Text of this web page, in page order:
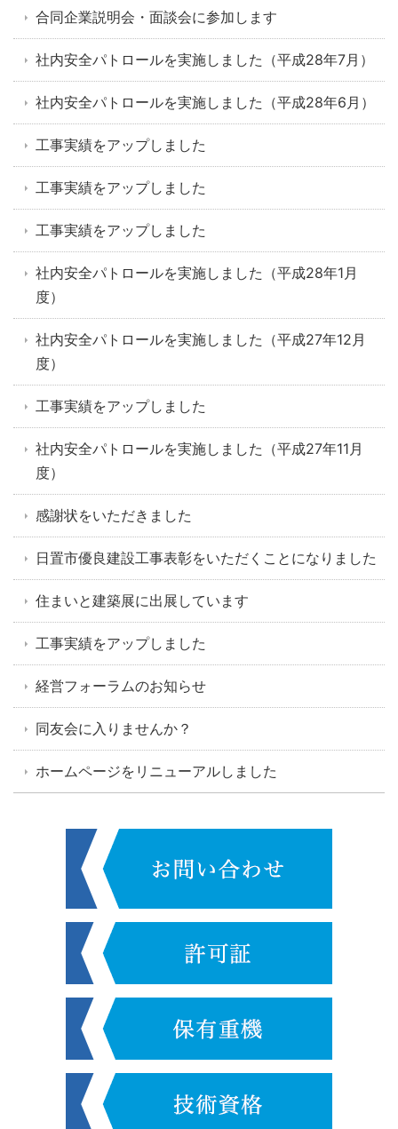
合同企業説明会・面談会に参加します
社内安全パトロールを実施しました（平成28年7月）
社内安全パトロールを実施しました（平成28年6月）
工事実績をアップしました
工事実績をアップしました
工事実績をアップしました
社内安全パトロールを実施しました（平成28年1月
度）
社内安全パトロールを実施しました（平成27年12月
度）
工事実績をアップしました
社内安全パトロールを実施しました（平成27年11月
度）
感謝状をいただきました
日置市優良建設工事表彰をいただくことになりました
住まいと建築展に出展しています
工事実績をアップしました
経営フォーラムのお知らせ
同友会に入りませんか？
ホームページをリニューアルしました